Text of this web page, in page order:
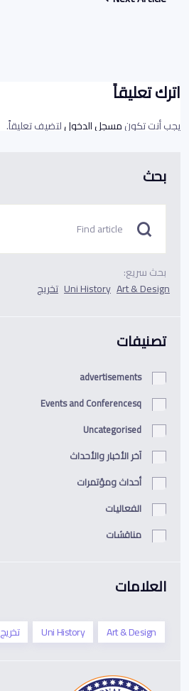
اترك تعليقاً
يجب أنت تكونمسجل الدخوللتضيف تعليقاً.
بحث
بحث سريع:
Art & Design
Uni History تخريج
تصنيفات
advertisements
Events and Conferencesq
Uncategorised
آخر الأخبار والأحداث
أحداث ومؤتمرات
الفعاليات
مناقشات
العلامات
Art & Design
Uni History تخريج